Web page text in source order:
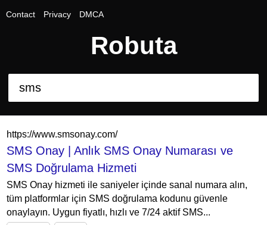
Contact Privacy DMCA
Robuta
https://www.smsonay.com/
SMS Onay | Anlık SMS Onay Numarası ve
SMS Doğrulama Hizmeti
SMS Onay hizmeti ile saniyeler içinde sanal numara alın,
tüm platformlar için SMS doğrulama kodunu güvenle
onaylayın. Uygun fiyatlı, hızlı ve 7/24 aktif SMS...